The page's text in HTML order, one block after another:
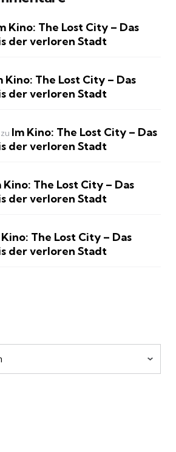
Kino: The Lost City – Das
der verloren Stadt
Kino: The Lost City – Das
der verloren Stadt
zu Im Kino: The Lost City – Das
der verloren Stadt
Kino: The Lost City – Das
der verloren Stadt
The Lost City – Das
der verloren Stadt